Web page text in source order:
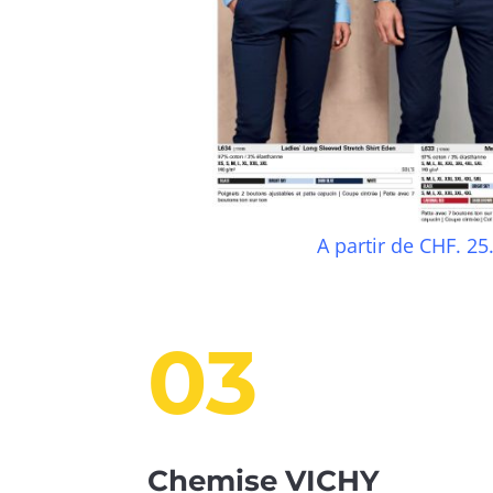
A partir de CHF.
03
Chemise VICHY